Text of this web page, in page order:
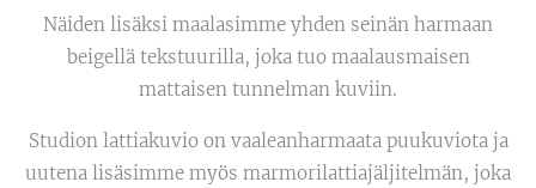
Näiden lisäksi maalasimme yhden seinän harmaan
beigellä tekstuurilla, joka tuo maalausmaisen
mattaisen tunnelman kuviin.
Studion lattiakuvio on vaaleanharmaata puukuviota ja
uutena lisäsimme myös marmorilattiajäljitelmän, joka